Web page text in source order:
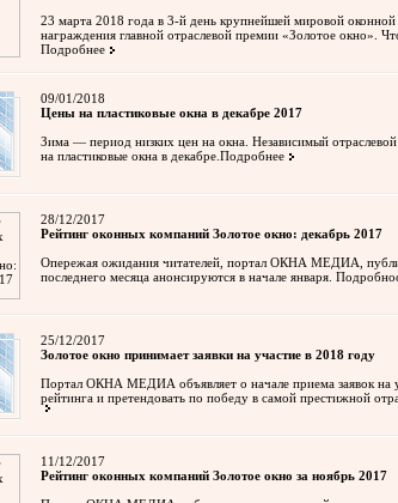
23 марта 2018 года в 3-й день крупнейшей мировой
награждения главной отраслевой премии «Золотое окно».
Подробнее
09/01/2018
Цены на пластиковые окна в декабре 2017
Зима — период низких цен на окна. Независимый
на пластиковые окна в декабре. Подробнее
28/12/2017
Рейтинг оконных компаний Золотое окно: декабрь 2017
Опережая ожидания читателей, портал ОКНА МЕДИА,
последнего месяца анонсируются в начале января.
25/12/2017
Золотое окно принимает заявки на участие в 2018 году
Портал ОКНА МЕДИА объявляет о начале приема заявок на
рейтинга и претендовать по победу в самой престижной
11/12/2017
Рейтинг оконных компаний Золотое окно за ноябрь 2017